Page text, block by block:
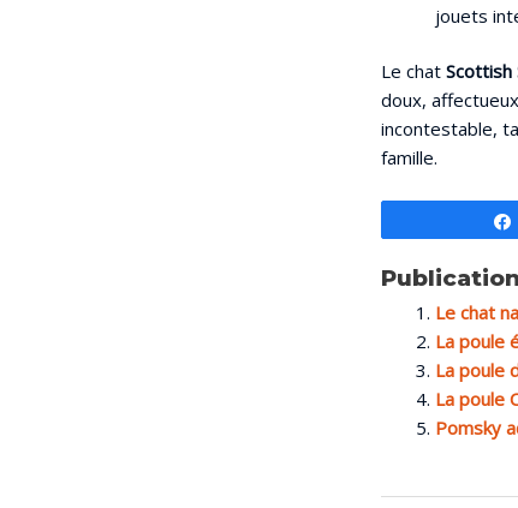
jouets
Le chat Scottish
doux,
incontestable,
famille.
Le chat
La poule
La poule
La poule
Pomsky